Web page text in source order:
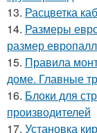
13. Расцветка
14. Размеры
размер
15. Правила
доме. Главные
16. Блоки для
производителей
17. Установка